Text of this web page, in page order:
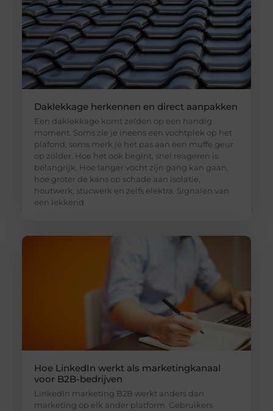
Daklekkage herkennen en direct aanpakken
Een daklekkage komt zelden op een handig
moment. Soms zie je ineens een vochtplek op het
plafond, soms merk je het pas aan een muffe geur
op zolder. Hoe het ook begint, snel reageren is
belangrijk. Hoe langer vocht zijn gang kan gaan,
hoe groter de kans op schade aan isolatie,
houtwerk, stucwerk en zelfs elektra. Signalen van
een lekkend
Hoe LinkedIn werkt als marketingkanaal
voor B2B-bedrijven
LinkedIn marketing B2B werkt anders dan
marketing op elk ander platform. Gebruikers